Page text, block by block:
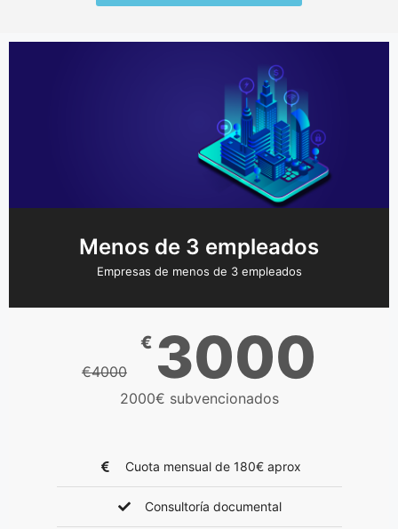
Menos de 3 empleados
Empresas de menos de 3 empleados
€4000
€ 3000
2000€ subvencionados
Cuota mensual de 180€ aprox
Consultoría documental